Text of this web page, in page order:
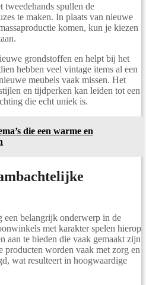
tweedehands spullen de
te maken. In plaats van nieuwe
komen, kun je kiezen
grondstoffen en helpt bij het
hebben veel vintage items al een
meubels vaak missen. Het
en tijdperken kan leiden tot een
die echt uniek is.
die een warme en
een belangrijk onderwerp in de
met karakter spelen hierop
aan te bieden die vaak gemaakt zijn
producten worden vaak met zorg en
wat resulteert in hoogwaardige